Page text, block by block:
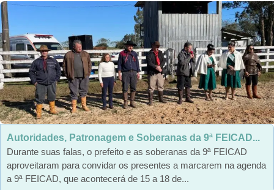
Autoridades, Patronagem e Soberanas da 9ª FEICAD...
Durante suas falas, o prefeito e as soberanas da 9ª FEICAD
aproveitaram para convidar os presentes a marcarem na agenda
a 9ª FEICAD, que acontecerá de 15 a 18 de...